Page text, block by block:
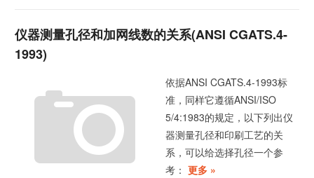
仪器测量孔径和加网线数的关系(ANSI CGATS.4-
1993)
依据ANSI CGATS.4-1993标
准，同样它遵循ANSI/ISO
5/4:1983的规定，以下列出仪
器测量孔径和印刷工艺的关
系，可以给选择孔径一个参
考： 更多 »